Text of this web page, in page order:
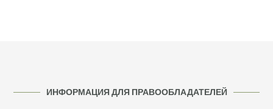
ИНФОРМАЦИЯ ДЛЯ ПРАВООБЛАДАТЕЛЕЙ